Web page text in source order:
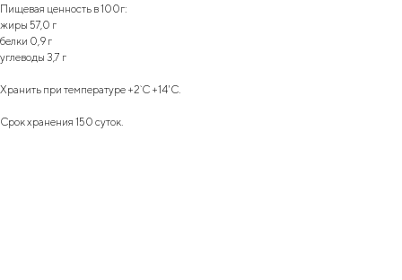
Пищевая ценность в 100г:
жиры 57,0 г
белки 0,9 г
углеводы 3,7 г
Хранить при температуре +2`С +14'С.
Срок хранения 150 суток.